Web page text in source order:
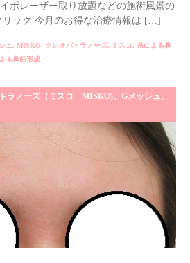
ボレーザー取り放題などの施術風景の
リック 今月のお得な治療情報は […]
ュ , MISKO, クレオパトラノーズ, ミスコ, 糸による鼻
る鼻筋形成
ラノーズ（ミスコ MISKO)、Gメッシュ、